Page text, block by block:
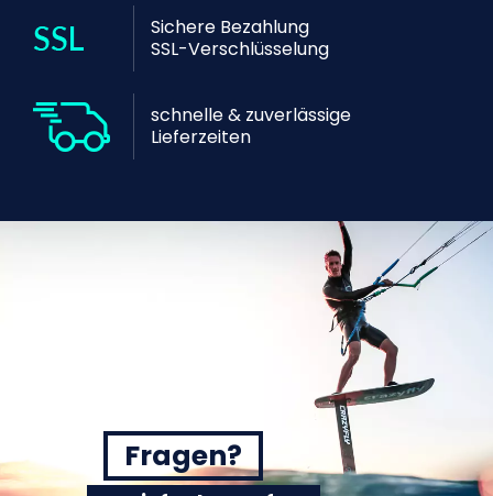
Sichere Bezahlung
SSL-Verschlüsselung
schnelle & zuverlässige
Lieferzeiten
Fragen?